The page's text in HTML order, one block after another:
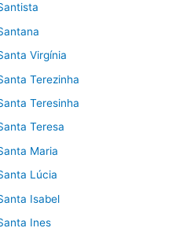
Virgínia
Terezinha
Teresinha
Teresa
Maria
Lúcia
Isabel
Ines